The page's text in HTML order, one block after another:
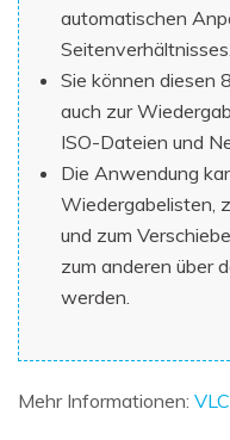
automatischen
Seitenverhältnisses.
Sie können diesen
auch zur
ISO-Dateien und
Die Anwendung
Wiedergabelisten,
und zum
zum anderen über
werden.
Mehr Informationen: